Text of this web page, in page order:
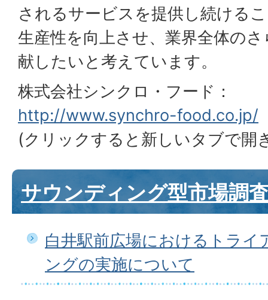
されるサービスを提供し続ける
生産性を向上させ、業界全体の
献したいと考えています。
株式会社シンクロ・フード：
http://www.synchro-food.co.jp/
(クリックすると新しいタブで開
サウンディング型市場調
白井駅前広場におけるトライ
ングの実施について